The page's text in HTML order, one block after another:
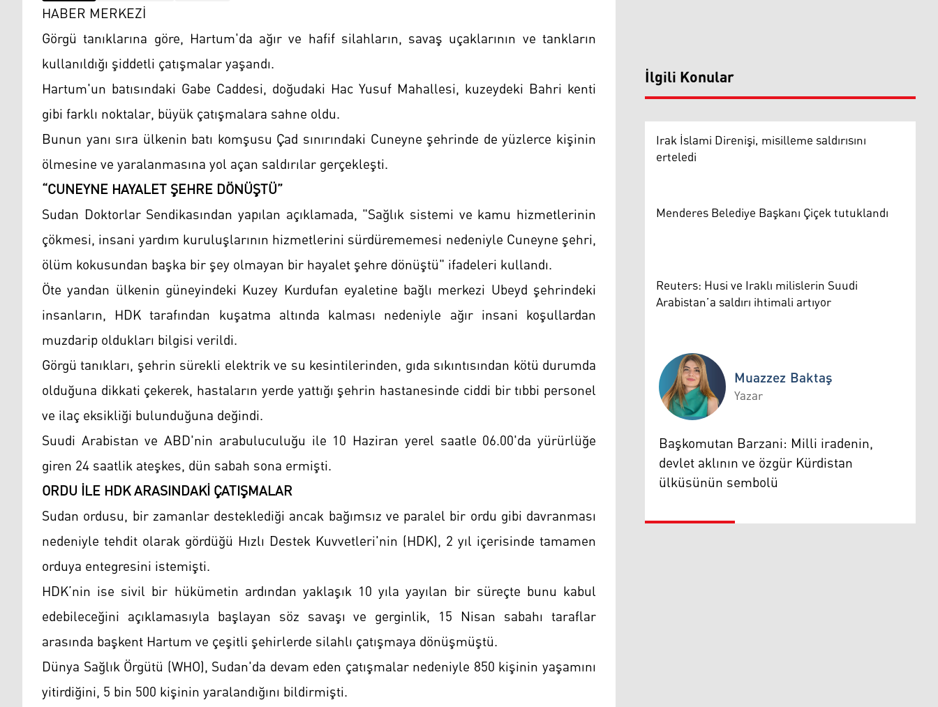
HABER MERKEZİ
Görgü tanıklarına göre, Hartum'da ağır ve hafif silahların, savaş uçaklarının ve tankların
kullanıldığı şiddetli çatışmalar yaşandı.
Hartum'un batısındaki Gabe Caddesi, doğudaki Hac Yusuf Mahallesi, kuzeydeki Bahri kenti
gibi farklı noktalar, büyük çatışmalara sahne oldu.
Bunun yanı sıra ülkenin batı komşusu Çad sınırındaki Cuneyne şehrinde de yüzlerce kişinin
ölmesine ve yaralanmasına yol açan saldırılar gerçekleşti.
“CUNEYNE HAYALET ŞEHRE DÖNÜŞTÜ”
Sudan Doktorlar Sendikasından yapılan açıklamada, "Sağlık sistemi ve kamu hizmetlerinin
çökmesi, insani yardım kuruluşlarının hizmetlerini sürdürememesi nedeniyle Cuneyne şehri,
ölüm kokusundan başka bir şey olmayan bir hayalet şehre dönüştü" ifadeleri kullandı.
Öte yandan ülkenin güneyindeki Kuzey Kurdufan eyaletine bağlı merkezi Ubeyd şehrindeki
insanların, HDK tarafından kuşatma altında kalması nedeniyle ağır insani koşullardan
muzdarip oldukları bilgisi verildi.
Görgü tanıkları, şehrin sürekli elektrik ve su kesintilerinden, gıda sıkıntısından kötü durumda
olduğuna dikkati çekerek, hastaların yerde yattığı şehrin hastanesinde ciddi bir tıbbi personel
ve ilaç eksikliği bulunduğuna değindi.
Suudi Arabistan ve ABD'nin arabuluculuğu ile 10 Haziran yerel saatle 06.00'da yürürlüğe
giren 24 saatlik ateşkes, dün sabah sona ermişti.
ORDU İLE HDK ARASINDAKİ ÇATIŞMALAR
Sudan ordusu, bir zamanlar desteklediği ancak bağımsız ve paralel bir ordu gibi davranması
nedeniyle tehdit olarak gördüğü Hızlı Destek Kuvvetleri'nin (HDK), 2 yıl içerisinde tamamen
orduya entegresini istemişti.
HDK’nin ise sivil bir hükümetin ardından yaklaşık 10 yıla yayılan bir süreçte bunu kabul
edebileceğini açıklamasıyla başlayan söz savaşı ve gerginlik, 15 Nisan sabahı taraflar
arasında başkent Hartum ve çeşitli şehirlerde silahlı çatışmaya dönüşmüştü.
Dünya Sağlık Örgütü (WHO), Sudan'da devam eden çatışmalar nedeniyle 850 kişinin yaşamını
yitirdiğini, 5 bin 500 kişinin yaralandığını bildirmişti.
İlgili Konular
Irak İslami Direnişi, misilleme saldırısını
erteledi
Menderes Belediye Başkanı Çiçek tutuklandı
Reuters: Husi ve Iraklı milislerin Suudi
Arabistan’a saldırı ihtimali artıyor
Muazzez Baktaş
Muazzez Baktaş
Yazar
Başkomutan Barzani: Milli iradenin,
devlet aklının ve özgür Kürdistan
ülküsünün sembolü